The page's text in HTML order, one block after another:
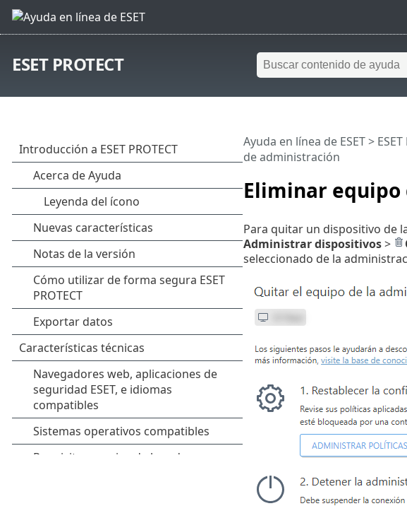
ESET PROTECT
Eliminar
Ayuda en línea de ESET>
de administración
Para quitar un dispositivo de
Administrar dispositivos>
seleccionado de la